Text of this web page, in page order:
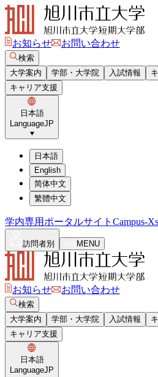
お知らせ お問い合わせ
検索
大学案内
学部・大学院 入試情報
キャリア支援
日本語
LanguageJP
日本語
English
简体中文
繁體中文
学内専用ポータルサイト Campus-Xs
訪問者別 MENU
お知らせ お問い合わせ
検索
大学案内
学部・大学院 入試情報
キャリア支援
日本語
LanguageJP